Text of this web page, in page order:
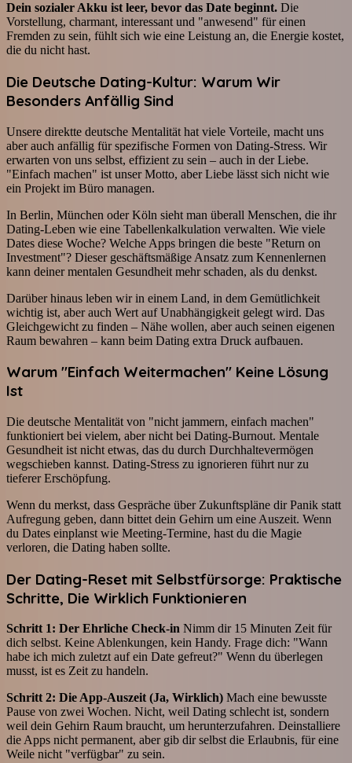
Dein sozialer Akku ist leer, bevor das Date beginnt. Die
Vorstellung, charmant, interessant und "anwesend" für einen
Fremden zu sein, fühlt sich wie eine Leistung an, die Energie kostet,
die du nicht hast.
Die Deutsche Dating-Kultur: Warum Wir
Besonders Anfällig Sind
Unsere direktte deutsche Mentalität hat viele Vorteile, macht uns
aber auch anfällig für spezifische Formen von Dating-Stress. Wir
erwarten von uns selbst, effizient zu sein – auch in der Liebe.
"Einfach machen" ist unser Motto, aber Liebe lässt sich nicht wie
ein Projekt im Büro managen.
In Berlin, München oder Köln sieht man überall Menschen, die ihr
Dating-Leben wie eine Tabellenkalkulation verwalten. Wie viele
Dates diese Woche? Welche Apps bringen die beste "Return on
Investment"? Dieser geschäftsmäßige Ansatz zum Kennenlernen
kann deiner mentalen Gesundheit mehr schaden, als du denkst.
Darüber hinaus leben wir in einem Land, in dem Gemütlichkeit
wichtig ist, aber auch Wert auf Unabhängigkeit gelegt wird. Das
Gleichgewicht zu finden – Nähe wollen, aber auch seinen eigenen
Raum bewahren – kann beim Dating extra Druck aufbauen.
Warum "Einfach Weitermachen" Keine Lösung
Ist
Die deutsche Mentalität von "nicht jammern, einfach machen"
funktioniert bei vielem, aber nicht bei Dating-Burnout. Mentale
Gesundheit ist nicht etwas, das du durch Durchhaltevermögen
wegschieben kannst. Dating-Stress zu ignorieren führt nur zu
tieferer Erschöpfung.
Wenn du merkst, dass Gespräche über Zukunftspläne dir Panik statt
Aufregung geben, dann bittet dein Gehirn um eine Auszeit. Wenn
du Dates einplanst wie Meeting-Termine, hast du die Magie
verloren, die Dating haben sollte.
Der Dating-Reset mit Selbstfürsorge: Praktische
Schritte, Die Wirklich Funktionieren
Schritt 1: Der Ehrliche Check-in Nimm dir 15 Minuten Zeit für
dich selbst. Keine Ablenkungen, kein Handy. Frage dich: "Wann
habe ich mich zuletzt auf ein Date gefreut?" Wenn du überlegen
musst, ist es Zeit zu handeln.
Schritt 2: Die App-Auszeit (Ja, Wirklich) Mach eine bewusste
Pause von zwei Wochen. Nicht, weil Dating schlecht ist, sondern
weil dein Gehirn Raum braucht, um herunterzufahren. Deinstalliere
die Apps nicht permanent, aber gib dir selbst die Erlaubnis, für eine
Weile nicht "verfügbar" zu sein.